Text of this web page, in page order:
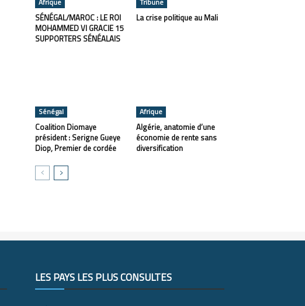
SÉNÉGAL/MAROC : LE ROI
MOHAMMED VI GRACIE 15
SUPPORTERS SÉNÉALAIS
La crise politique au Mali
Sénégal
Coalition Diomaye
président : Serigne Gueye
Diop, Premier de cordée
Afrique
Algérie, anatomie d’une
économie de rente sans
diversification
LES PAYS LES PLUS CONSULTÉS